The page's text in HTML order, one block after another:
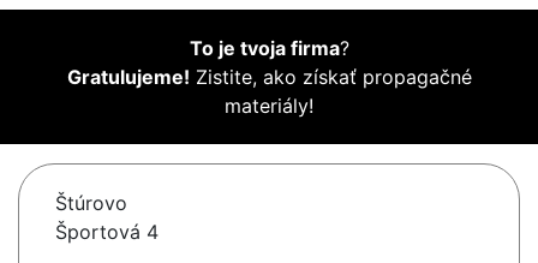
To je tvoja firma?
Gratulujeme! Zistite, ako získať propagačné
materiály!
Štúrovo
Športová 4